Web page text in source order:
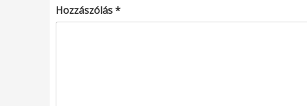
Hozzászólás*